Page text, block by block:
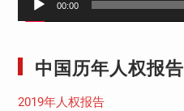
00:00
中国历年人权报告
2019年人权报告